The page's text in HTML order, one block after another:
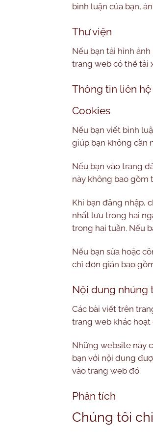
bình luận của bạn,
Thư viện
Nếu bạn tải hình
trang web có thể tải
Thông tin liên hệ
Cookies
Nếu bạn viết bình
giúp bạn không cần
Nếu bạn vào trang
này không bao gồm
Khi bạn đăng nhập,
nhất lưu trong hai
trong hai tuần. Nếu
Nếu bạn sửa hoặc
chỉ đơn giản bao
Nội dung nhúng
Các bài viết trên
trang web khác
Những website này
bạn với nội dung
vào trang web đó.
Phân tích
Chúng tôi